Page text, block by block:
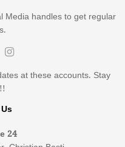
Media handles to get regular
at these accounts. Stay
24